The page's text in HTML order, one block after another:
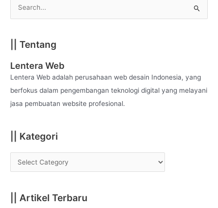
r
c
h
f
o
|| Tentang
Lentera Web
Lentera Web adalah perusahaan web desain Indonesia, yang
berfokus dalam pengembangan teknologi digital yang melayani
jasa pembuatan website profesional.
|| Kategori
|| Artikel Terbaru